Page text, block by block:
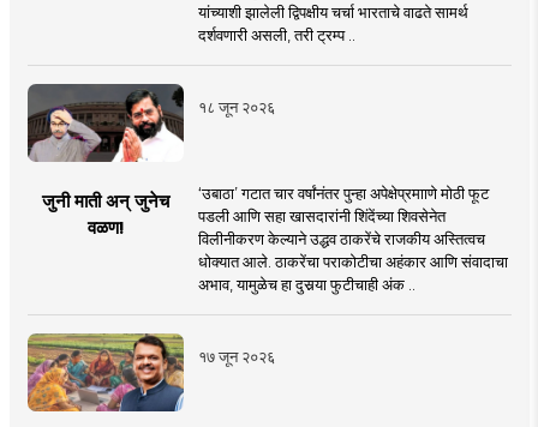
यांच्याशी झालेली द्विपक्षीय चर्चा भारताचे वाढते सामर्थ
दर्शवणारी असली, तरी ट्रम्प ..
१८ जून २०२६
जुनी माती अन् जुनेच
वळण!
‘उबाठा’ गटात चार वर्षांनंतर पुन्हा अपेक्षेप्रमााणे मोठी फूट
पडली आणि सहा खासदारांनी शिंदेंच्या शिवसेनेत
विलीनीकरण केल्याने उद्धव ठाकरेंचे राजकीय अस्तित्वच
धोक्यात आले. ठाकरेंचा पराकोटीचा अहंकार आणि संवादाचा
अभाव, यामुळेच हा दुसर्‍या फुटीचाही अंक ..
१७ जून २०२६